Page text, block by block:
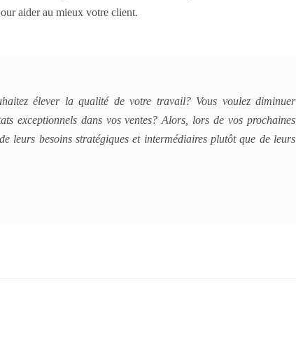
aider au mieux votre client.
élever la qualité de votre travail? Vous voulez diminuer
exceptionnels dans vos ventes? Alors, lors de vos prochaines
leurs besoins stratégiques et intermédiaires plutôt que de leurs